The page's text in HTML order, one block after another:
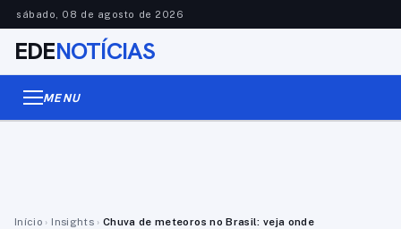
sábado, 08 de agosto de 2026
EDENOTÍCIAS
MENU
Início › Insights › Chuva de meteoros no Brasil: veja onde